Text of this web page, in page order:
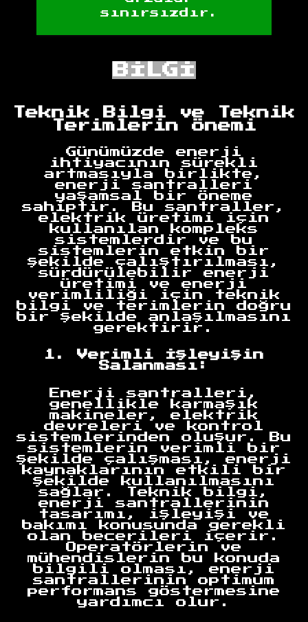
sınırsızdır.
BİLGİ
Teknik Bilgi ve Teknik
Terimlerin Önemi
Günümüzde enerji
ihtiyacının sürekli
artmasıyla birlikte,
enerji santralleri
yaşamsal bir öneme
sahiptir. Bu santraller,
elektrik üretimi için
kullanılan kompleks
sistemlerdir ve bu
sistemlerin etkin bir
şekilde çalıştırılması,
sürdürülebilir enerji
üretimi ve enerji
verimliliği için teknik
bilgi ve terimlerin doğru
bir şekilde anlaşılmasını
gerektirir.
1. Verimli İşleyişin
Salanması:
Enerji santralleri,
genellikle karmaşık
makineler, elektrik
devreleri ve kontrol
sistemlerinden oluşur. Bu
sistemlerin verimli bir
şekilde çalışması, enerji
kaynaklarının etkili bir
şekilde kullanılmasını
sağlar. Teknik bilgi,
enerji santrallerinin
tasarımı, işleyişi ve
bakımı konusunda gerekli
olan becerileri içerir.
Operatörlerin ve
mühendislerin bu konuda
bilgili olması, enerji
santrallerinin optimum
performans göstermesine
yardımcı olur.